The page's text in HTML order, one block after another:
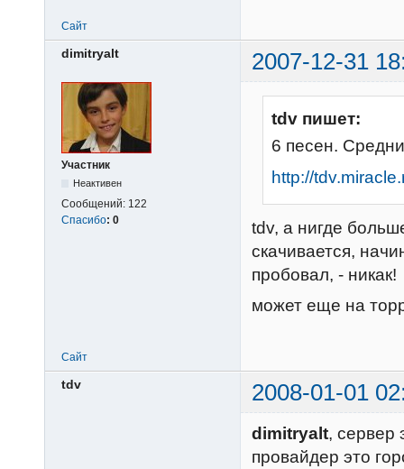
Сайт
dimitryalt 2007-12-31
Участник
Неактивен
Сообщений: 122
Спасибо: 0
tdv пишет:
6 песен.
http://
tdv, а нигде
скачивается,
пробовал, - никак!
может еще на
Сайт
tdv 2008-01-01
dimitryalt, сервер
провайдер это